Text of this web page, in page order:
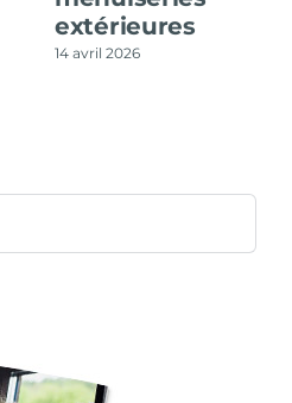
extérieures
14 avril 2026